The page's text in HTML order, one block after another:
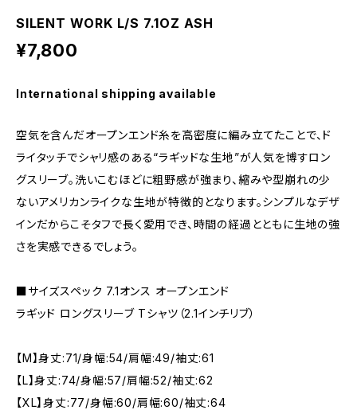
SILENT WORK L/S 7.1OZ ASH
¥7,800
International shipping available
空気を含んだオープンエンド糸を高密度に編み立てたことで、ド
ライタッチでシャリ感のある“ラギッドな生地”が人気を博すロン
グスリーブ。洗いこむほどに粗野感が強まり、縮みや型崩れの少
ないアメリカンライクな生地が特徴的となります。シンプルなデザ
インだからこそタフで長く愛用でき、時間の経過とともに生地の強
さを実感できるでしょう。
■サイズスペック 7.1オンス オープンエンド
ラギッド ロングスリーブ Tシャツ（2.1インチリブ）
【M】身丈:71/身幅:54/肩幅:49/袖丈:61
【L】身丈:74/身幅:57/肩幅:52/袖丈:62
【XL】身丈:77/身幅:60/肩幅:60/袖丈:64